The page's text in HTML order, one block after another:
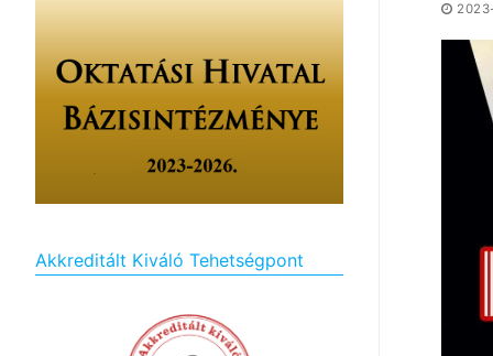
Akkreditált Kiváló Tehetségpont